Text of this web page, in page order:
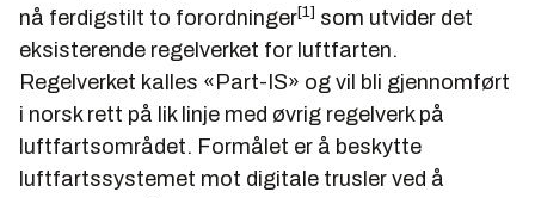
nå ferdigstilt to forordninger[1] som utvider det
eksisterende regelverket for luftfarten.
Regelverket kalles «Part-IS» og vil bli gjennomført
i norsk rett på lik linje med øvrig regelverk på
luftfartsområdet. Formålet er å beskytte
luftfartssystemet mot digitale trusler ved å